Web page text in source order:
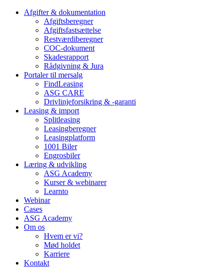
Afgifter & dokumentation
Afgiftsberegner
Afgiftsfastsættelse
Restværdiberegner
COC-dokument
Skadesrapport
Rådgivning & Jura
Portaler til mersalg
FindLeasing
ASG CARE
Drivlinjeforsikring & -garanti
Leasing & import
Splitleasing
Leasingberegner
Leasingplatform
1001 Biler
Engrosbiler
Læring & udvikling
ASG Academy
Kurser & webinarer
Learnto
Webinar
Cases
ASG Academy
Om os
Hvem er vi?
Mød holdet
Karriere
Kontakt